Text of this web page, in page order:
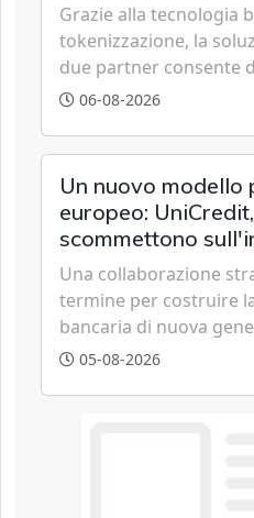
Grazie alla tecnologia
tokenizzazione, la
due partner consente
fotovoltaico e all'eolico
appartamento nei
06-08-2026
Un nuovo modello
europeo:
scommettono
tecnologica
Una collaborazione
termine per costruire
bancaria di nuova
cloud, dati e
05-08-2026